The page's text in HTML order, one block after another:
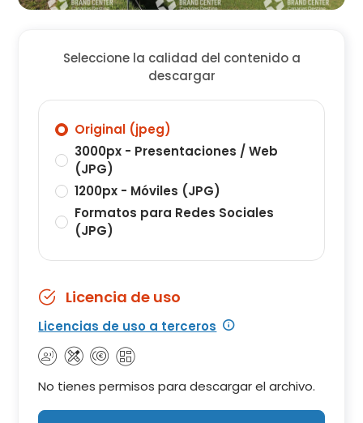
Seleccione la calidad del contenido a
descargar
Original (jpeg)
3000px - Presentaciones / Web
(JPG)
1200px - Móviles (JPG)
Formatos para Redes Sociales
(JPG)
Licencia de uso
Licencias de uso a terceros
No tienes permisos para descargar el archivo.